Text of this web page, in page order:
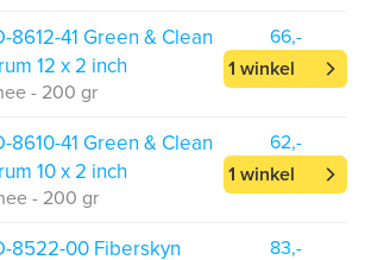
8612-41 Green & Clean
12 x 2 inch
- 200 gr
66,-
1 winkel
8610-41 Green & Clean
10 x 2 inch
- 200 gr
62,-
1 winkel
8522-00 Fiberskyn
83,-